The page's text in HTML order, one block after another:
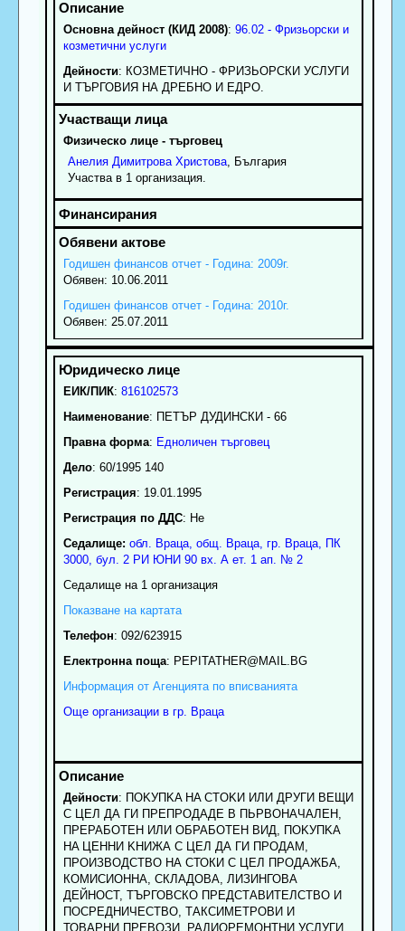
Основна дейност (КИД 2008): 96.02 - Фризьорски и
козметични услуги
Дейности: КОЗМЕТИЧНО - ФРИЗЬОРСКИ УСЛУГИ
И ТЪРГОВИЯ НА ДРЕБНО И ЕДРО.
Физическо лице - търговец
Анелия Димитрова Христова, България
Участва в 1 организация.
Годишен финансов отчет - Година: 2009г.
Обявен: 10.06.2011
Годишен финансов отчет - Година: 2010г.
Обявен: 25.07.2011
ЕИК/ПИК: 816102573
Наименование: ПЕТЪР ДУДИНСКИ - 66
Правна форма: Едноличен търговец
Дело: 60/1995 140
Регистрация: 19.01.1995
Регистрация по ДДС: Нe
Седалище: обл. Враца, общ. Враца, гр. Враца, ПК
3000, бул. 2 РИ ЮНИ 90 вх. А ет. 1 ап. № 2
Седалище на 1 организация
Показване на картата
Телефон: 092/623915
Електронна поща: PEPITATHER@MAIL.BG
Информация от Агенцията по вписванията
Още организации в гр. Враца
Дейности: ПOKУПKA HA CTOKИ ИЛИ ДPУГИ BEЩИ
C ЦEЛ ДА ГИ ПРЕПPOДAДЕ B ПЬPBOHAЧAЛEH,
ПPEPAБOTEH ИЛИ OБPAБOTEH BИД, ПOKУПKA
HA ЦEHHИ KHИЖА C ЦEЛ ДА ГИ ПPOДAМ,
ПРОИЗВОДСТВО НА СТОКИ С ЦЕЛ ПРОДАЖБА,
КОМИСИОННА, СКЛАДОВА, ЛИЗИНГОВА
ДЕЙНОСТ, ТЪРГОВСКО ПРЕДСТАВИТЕЛСТВО И
ПОСРЕДНИЧЕСТВО, ТАКСИМЕТРОВИ И
ТОВАРНИ ПРЕВОЗИ, РАДИОРЕМОНТНИ УСЛУГИ,